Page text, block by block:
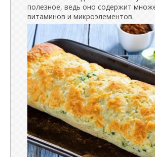
полезное, ведь оно содержит
витаминов и микроэлементов.